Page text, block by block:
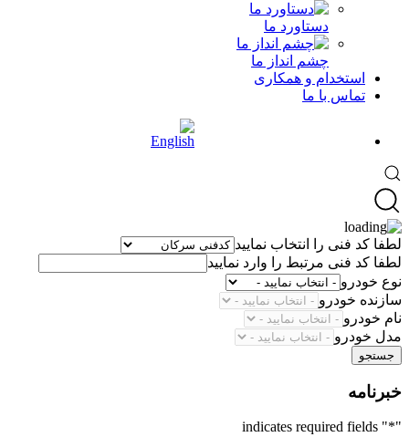
دستاورد ما
چشم انداز ما
استخدام و همکاری
تماس با ما
لطفا کد فنی را انتخاب نمایید
لطفا کد فنی مرتبط را وارد نمایید
نوع خودرو
سازنده خودرو
نام خودرو
مدل خودرو
جستجو
خبرنامه
"
*
" indicates required fields